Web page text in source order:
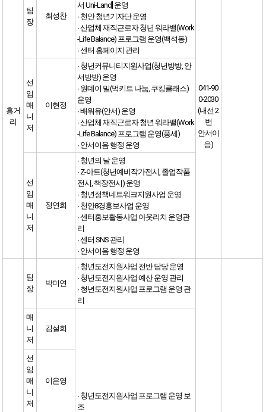
흥거
리
팀
장
최성찬
서 Uni-Land] 운영
∙ 천안 청년기자단 운영
∙ 산업체 재직근로자 청년 워라밸(Work
-Life Balance) 프로그램 운영(백석동)
∙ 센터 홈페이지 관리
041-90
0-2030
(내선 2
번
안서이
음)
선
임
매
니
저
이현정
∙ 청년커뮤니티지원사업(청년방방, 안
서방방) 운영
∙ 원데이 밀(먹키트 나눔, 쿠킹클래스)
운영
∙ 배워유(안서) 운영
∙ 산업체 재직근로자 청년 워라밸(Work
-Life Balance) 프로그램 운영(풍세)
∙ 안서이음 행정 운영
선
임
매
니
저
정연희
∙ 청년의 날 운영
∙ Z-아트(청년예비작가전시, 졸업작품
전시, 책장전시) 운영
∙ 청년정책네트워크지원사업 운영
∙ 천안8경홍보사업 운영
∙ 센터홍보활동사업 아웃리치 운영관
리
∙ 센터 SNS 관리
∙ 안서이음 행정 운영
팀
장
박미연
∙ 청년도전지원사업 전반 담당 운영
∙ 청년도전지원사업 예산 운영 관리
∙ 청년도전지원사업 프로그램 운영 관
리
매
니
저
김설희
∙ 청년도전지원사업 프로그램 운영 보
조
선
임
매
니
저
이은영